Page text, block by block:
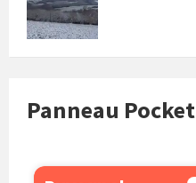
Panneau Pocket